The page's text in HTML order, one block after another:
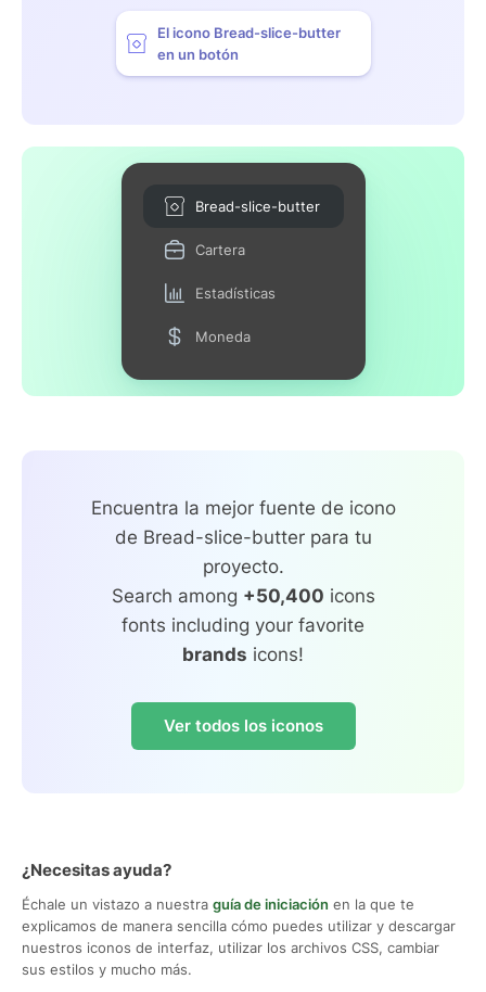
El icono Bread-slice-butter
en un botón
Bread-slice-butter
Cartera
Estadísticas
Moneda
Encuentra la mejor fuente de icono
de Bread-slice-butter para tu
proyecto.
Search among +50,400 icons
fonts including your favorite
brands icons!
Ver todos los iconos
¿Necesitas ayuda?
Échale un vistazo a nuestra guía de iniciación en la que te
explicamos de manera sencilla cómo puedes utilizar y descargar
nuestros iconos de interfaz, utilizar los archivos CSS, cambiar
sus estilos y mucho más.